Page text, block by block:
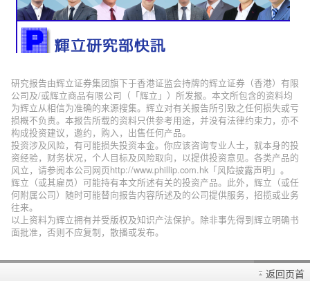
研究报告由辉立证券集团旗下于香港证监会持牌的辉立证券（香港）有限
公司及/或辉立商品有限公司（「辉立」）所发报。本文所包含的资料均
为辉立从相信为准确的来源搜集。辉立对有关报告所引致之任何损失或亏
损概不负责。本报告所载的资料只供参考用途，并没有法律约束力，亦不
构成投资建议，邀约，购入，出售任何产品。
投资涉及风险，有可能损失投资本金。你应该咨询专业人士，就本身的投
资经验，财务状况，个人目标及风险取向，以提供投资意见。各类产品的
风立，请参阅本公司网页http://www.phillip.com.hk「风险披露声明」。
辉立（或其雇员）可能持有本文所述有关的投资产品。此外，辉立（或任
何附属公司）随时可能替向报告内容所述及的公司提供服务，招揽或业务
往来。
以上资料为辉立拥有并受版权及知识产法保护。除非事先得到辉立明确书
面批准，否则不应复制，散播或发布。
返回页首